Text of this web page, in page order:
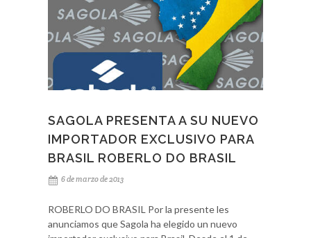
SAGOLA PRESENTA A SU NUEVO
IMPORTADOR EXCLUSIVO PARA
BRASIL ROBERLO DO BRASIL
6 de marzo de 2013
ROBERLO DO BRASIL Por la presente les
anunciamos que Sagola ha elegido un nuevo